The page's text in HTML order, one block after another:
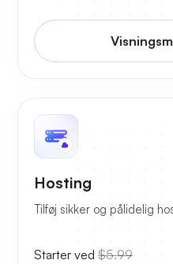
Hosting
Tilføj sikker og pålidelig
Starter ved $5.99